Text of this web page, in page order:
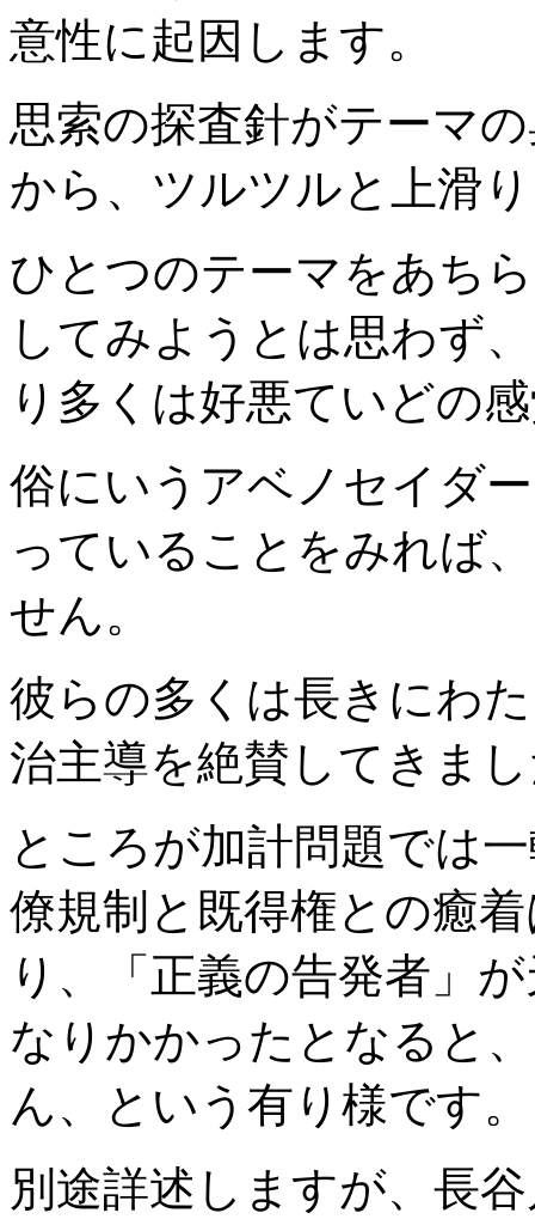
意性に起因します。
思索の探査針がテーマ
から、ツルツルと上滑
ひとつのテーマをあち
してみようとは思わず
り多くは好悪ていどの
俗にいうアベノセイダ
っていることをみれば
せん。
彼らの多くは長きにわ
治主導を絶賛してきま
ところが加計問題では
僚規制と既得権との癒
り、「正義の告発者」
なりかかったとなると
ん、という有り様です。
別 途詳述しますが、長